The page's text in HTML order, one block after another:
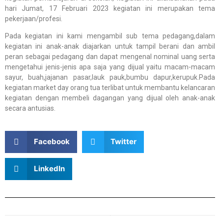
hari Jumat, 17 Februari 2023 kegiatan ini merupakan tema
pekerjaan/profesi.
Pada kegiatan ini kami mengambil sub tema pedagang,dalam
kegiatan ini anak-anak diajarkan untuk tampil berani dan ambil
peran sebagai pedagang dan dapat mengenal nominal uang serta
mengetahui jenis-jenis apa saja yang dijual yaitu macam-macam
sayur, buah,jajanan pasar,lauk pauk,bumbu dapur,kerupuk.Pada
kegiatan market day orang tua terlibat untuk membantu kelancaran
kegiatan dengan membeli dagangan yang dijual oleh anak-anak
secara antusias.
Facebook Twitter
LinkedIn